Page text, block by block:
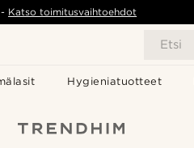
Etsi
Hygieniatuotteet
- Katso toimitusvaihtoehdot